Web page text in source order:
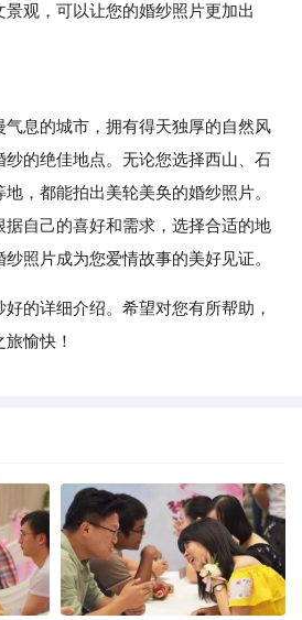
观，可以让您的婚纱照片更加出
息的城市，拥有得天独厚的自然风
的绝佳地点。无论您选择西山、石
，都能拍出美轮美奂的婚纱照片。
自己的喜好和需求，选择合适的地
照片成为您爱情故事的美好见证。
的详细介绍。希望对您有所帮助，
愉快！